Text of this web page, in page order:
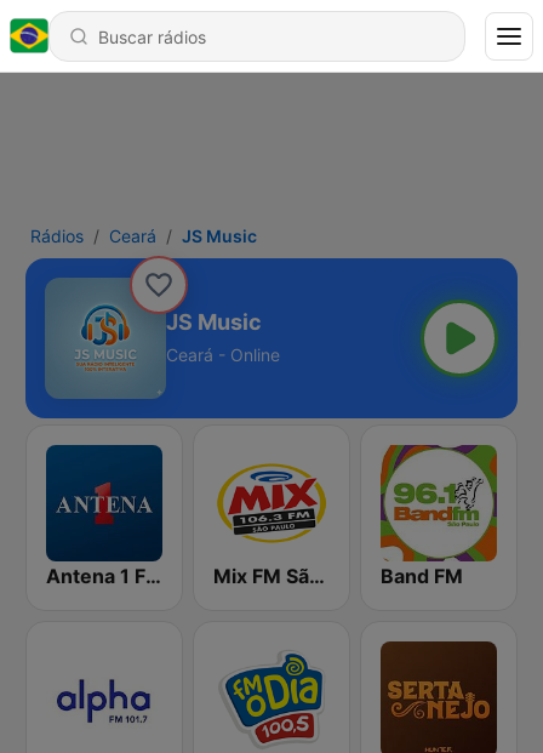
Rádios Ceará JS Music
JS Music
Ceará - Online
Antena 1 FM Mix FM São Paulo Band FM